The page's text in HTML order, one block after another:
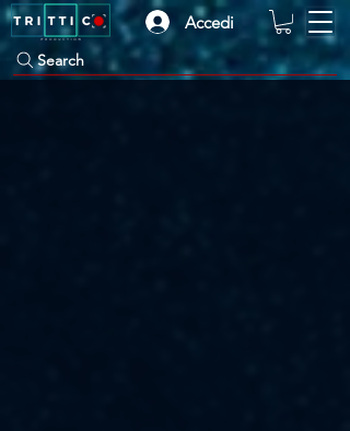
Accedi
Search